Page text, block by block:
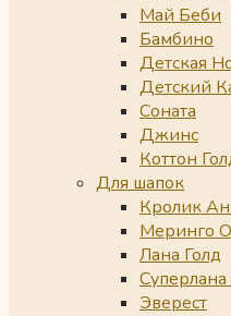
Май Беби
Бамбино
Детская
Детский
Соната
Джинс
Коттон
Для шапок
Кролик
Меринго
Лана Голд
Эверест